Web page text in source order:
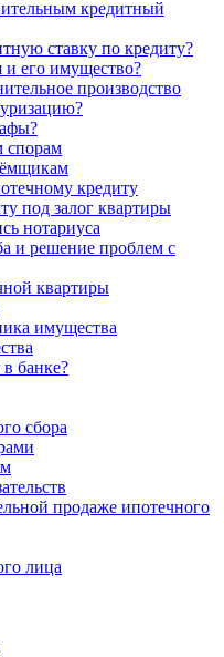
кредитный
ставку по кредиту?
и его имущество?
производство
спорам
кредиту
под залог квартиры
нотариуса
и решение проблем с
квартиры
имущества
банке?
сбора
продаже ипотечного
лица